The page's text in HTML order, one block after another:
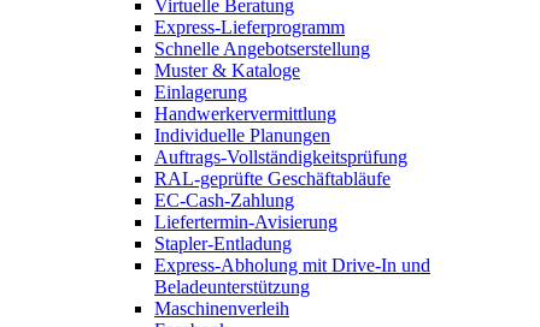
Virtuelle Beratung
Express-Lieferprogramm
Schnelle Angebotserstellung
Muster & Kataloge
Einlagerung
Handwerkervermittlung
Individuelle Planungen
Auftrags-Vollständigkeitsprüfung
RAL-geprüfte Geschäftabläufe
EC-Cash-Zahlung
Liefertermin-Avisierung
Stapler-Entladung
Express-Abholung mit Drive-In und
Beladeunterstützung
Maschinenverleih